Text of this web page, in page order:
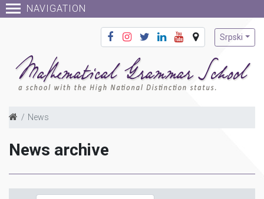
NAVIGATION
Srpski
News
News archive